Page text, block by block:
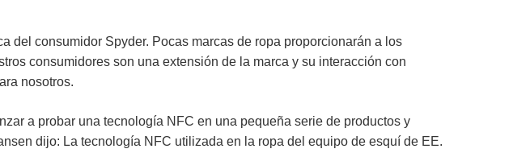
Pulsera RFID
Etiqueta de
parabrisas UHF
del consumidor Spyder. Pocas marcas de ropa proporcionarán a los
consumidores son una extensión de la marca y su interacción con
nosotros.
a probar una tecnología NFC en una pequeña serie de productos y
dijo: La tecnología NFC utilizada en la ropa del equipo de esquí de EE.